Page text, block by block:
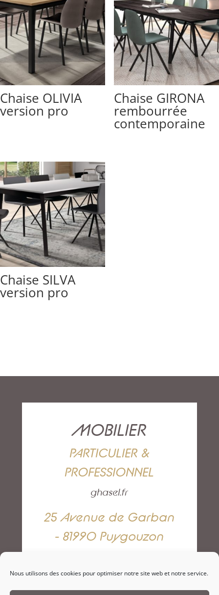
Nous utilisons des cookies pour optimiser notre site web et notre service.
Chaise OLIVIA
version pro
Chaise GIRONA
rembourrée
contemporaine
Chaise SILVA
version pro
MOBILIER
PARTICULIER &
PROFESSIONNEL
ghasel.fr
25 Avenue de Garban
- 81990 Puygouzon